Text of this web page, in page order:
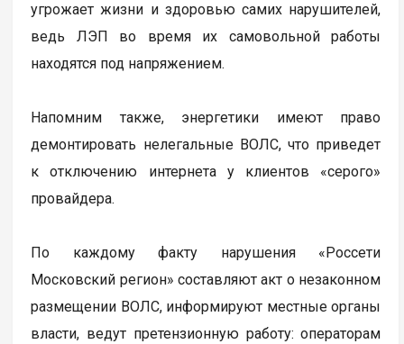
угрожает жизни и здоровью самих нарушителей,
ведь ЛЭП во время их самовольной работы
находятся под напряжением.
Напомним также, энергетики имеют право
демонтировать нелегальные ВОЛС, что приведет
к отключению интернета у клиентов «серого»
провайдера.
По каждому факту нарушения «Россети
Московский регион» составляют акт о незаконном
размещении ВОЛС, информируют местные органы
власти, ведут претензионную работу: операторам